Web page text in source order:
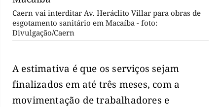
Caern vai interditar Av. Heráclito Villar para obras de
esgotamento sanitário em Macaíba - foto:
Divulgação/Caern
A estimativa é que os serviços sejam
finalizados em até três meses, com a
movimentação de trabalhadores e